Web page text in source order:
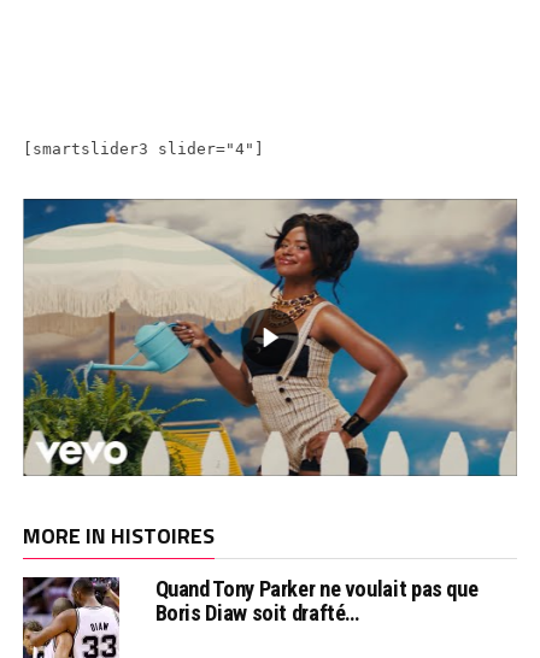
[smartslider3 slider="4"]
MORE IN HISTOIRES
Quand Tony Parker ne voulait pas que
Boris Diaw soit drafté…